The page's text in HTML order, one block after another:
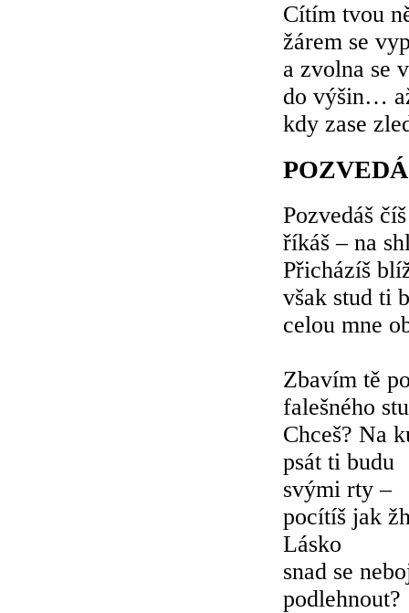
Cítím tvou
žárem se
a zvolna se
do výšin…
kdy zase
Pozvedáš číš
říkáš – na
Přicházíš
však stud ti
celou mne
Zbavím tě
falešného
Chceš? Na
psát ti budu
svými rty –
pocítíš jak
Lásko
snad se
podlehnout?